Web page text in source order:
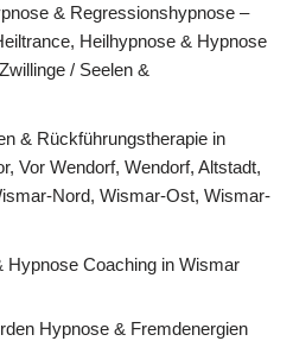
& Regressionshypnose –
Heilhypnose & Hypnose
/ Seelen &
& Rückführungstherapie in
Vor Wendorf, Wendorf, Altstadt,
Nord, Wismar-Ost, Wismar-
Hypnose Coaching in Wismar
Hypnose & Fremdenergien